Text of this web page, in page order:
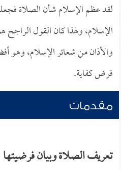
لقد عظم الإسلام شأن الصلاة
الإسلام، ولهذا كان القول الراجح
والأذان من شعائر الإسلام، وهو
فرض كفاية.
مقدمات
تعريف الصلاة وبيان فرضيتها